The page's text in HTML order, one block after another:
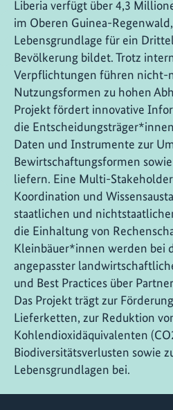
Liberia verfügt über 4,3
im Oberen Guinea-
Lebensgrundlage für ein
Bevölkerung bildet. Trotz
Verpflichtungen führen nicht-
Nutzungsformen zu hohen
Projekt fördert innovative
die
Daten und Instrumente zur
Bewirtschaftungsformen
liefern. Eine Multi-
Koordination und
staatlichen und
die Einhaltung von
Kleinbäuer*innen werden bei
angepasster
und Best Practices über
Das Projekt trägt zur
Lieferketten, zur Reduktion
Kohlendioxidäquivalenten
Biodiversitätsverlusten sowie
Lebensgrundlagen bei.